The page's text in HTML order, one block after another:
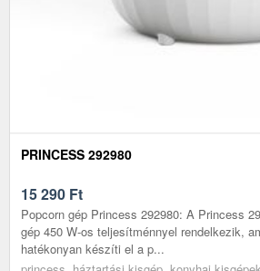
PRINCESS 292980
15 290 Ft
Popcorn gép Princess 292980: A Princess
gép 450 W-os teljesítménnyel rendelkezik,
hatékonyan készíti el a p...